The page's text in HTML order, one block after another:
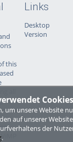
Cookies
um unsere Website
auf unserer
der
.
this
Links
Desktop
Version